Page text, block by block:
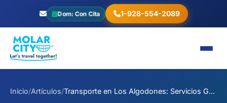
Dom: Con Cita 1-928-554-2089
Inicio/Artículos/Transporte en Los Algodones: Servicios G...